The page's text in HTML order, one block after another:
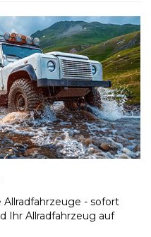
- sofort
Ihr Allradfahrzeug auf